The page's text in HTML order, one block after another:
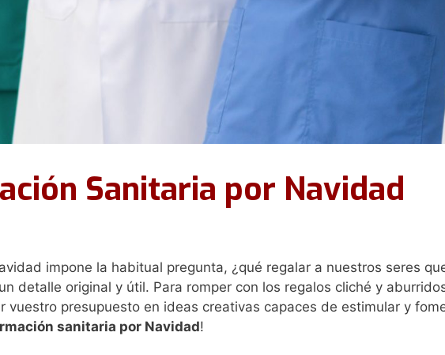
Sanitaria por Navidad
impone la habitual pregunta, ¿qué regalar a nuestros seres
detalle original y útil. Para romper con los regalos cliché y
vuestro presupuesto en ideas creativas capaces de estimular y
sanitaria por Navidad!